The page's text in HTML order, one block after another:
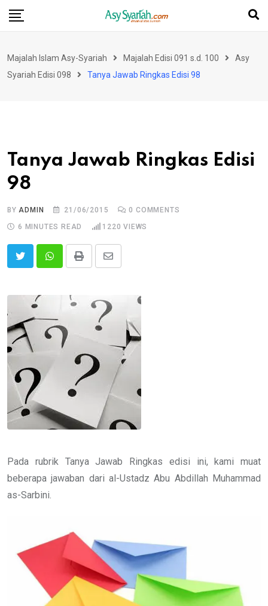
Skip
Majalah Islam Asy-Syariah Majalah Edisi 091 s.d. 100
Asy
Syariah Edisi 098
Tanya Jawab Ringkas Edisi 98
Tanya Jawab Ringkas Edisi
98
BY ADMIN 21/06/2015 0 COMMENTS
6 MINUTES READ
1220 VIEWS
Print
Share
Pada rubrik Tanya Jawab Ringkas edisi ini, kami muat
beberapa jawaban dari al-Ustadz Abu Abdillah Muhammad
as-Sarbini.